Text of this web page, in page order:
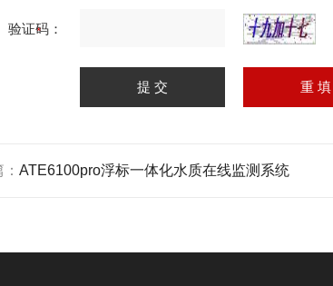
验证码：
ATE6100pro浮标一体化水质在线监测系统